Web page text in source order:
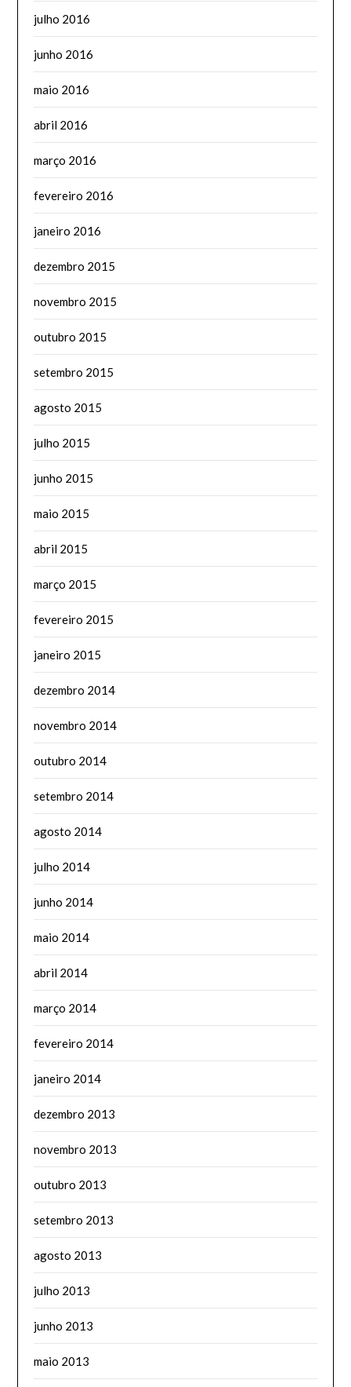
julho 2016
junho 2016
maio 2016
abril 2016
março 2016
fevereiro 2016
janeiro 2016
dezembro 2015
novembro 2015
outubro 2015
setembro 2015
agosto 2015
julho 2015
junho 2015
maio 2015
abril 2015
março 2015
fevereiro 2015
janeiro 2015
dezembro 2014
novembro 2014
outubro 2014
setembro 2014
agosto 2014
julho 2014
junho 2014
maio 2014
abril 2014
março 2014
fevereiro 2014
janeiro 2014
dezembro 2013
novembro 2013
outubro 2013
setembro 2013
agosto 2013
julho 2013
junho 2013
maio 2013